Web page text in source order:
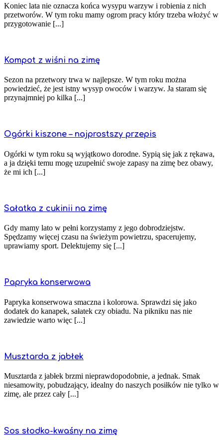
Koniec lata nie oznacza końca wysypu warzyw i robienia z nich
przetworów. W tym roku mamy ogrom pracy który trzeba włożyć w
przygotowanie [...]
Kompot z wiśni na zimę
Sezon na przetwory trwa w najlepsze. W tym roku można
powiedzieć, że jest istny wysyp owoców i warzyw. Ja staram się
przynajmniej po kilka [...]
Ogórki kiszone – najprostszy przepis
Ogórki w tym roku są wyjątkowo dorodne. Sypią się jak z rękawa,
a ja dzięki temu mogę uzupełnić swoje zapasy na zimę bez obawy,
że mi ich [...]
Sałatka z cukinii na zimę
Gdy mamy lato w pełni korzystamy z jego dobrodziejstw.
Spędzamy więcej czasu na świeżym powietrzu, spacerujemy,
uprawiamy sport. Delektujemy się [...]
Papryka konserwowa
Papryka konserwowa smaczna i kolorowa. Sprawdzi się jako
dodatek do kanapek, sałatek czy obiadu. Na pikniku nas nie
zawiedzie warto więc [...]
Musztarda z jabłek
Musztarda z jabłek brzmi nieprawdopodobnie, a jednak. Smak
niesamowity, pobudzający, idealny do naszych posiłków nie tylko w
zimę, ale przez cały [...]
Sos słodko-kwaśny na zimę